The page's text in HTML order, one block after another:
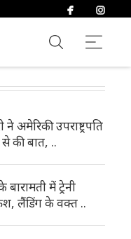
ने अमेरिकी उपराष्ट्रपति
की बात, ..
के बारामती में ट्रेनी
लैंडिंग के वक्त ..